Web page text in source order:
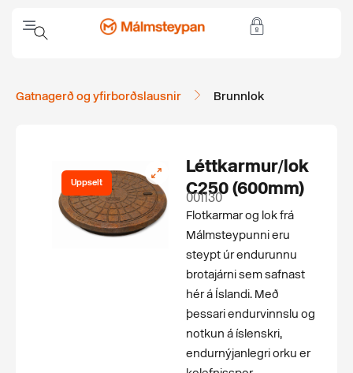
Gatnagerð og yfirborðslausnir Brunnlok
Uppselt
Léttkarmur/lok
C250 (600mm)
001130
Flotkarmar og lok frá
Málmsteypunni eru
steypt úr endurunnu
brotajárni sem safnast
hér á Íslandi. Með
þessari endurvinnslu og
notkun á íslenskri,
endurnýjanlegri orku er